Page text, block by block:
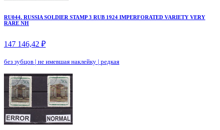
RU044. RUSSIA SOLDIER STAMP 3 RUB 1924 IMPERFORATED VARIETY VERY
RARE NH
147 146,42 ₽
без зубцов | не имевшая наклейку | редкая